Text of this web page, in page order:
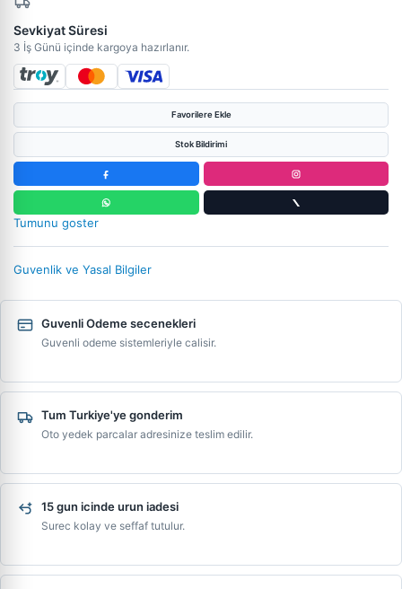
Sevkiyat Süresi
3 İş Günü içinde kargoya hazırlanır.
Favorilere Ekle
Stok Bildirimi
Tumunu goster
Guvenlik ve Yasal Bilgiler
Guvenli Odeme secenekleri
Guvenli odeme sistemleriyle calisir.
Tum Turkiye'ye gonderim
Oto yedek parcalar adresinize teslim edilir.
15 gun icinde urun iadesi
Surec kolay ve seffaf tutulur.